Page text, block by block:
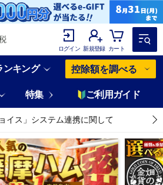
ログイン 新規登録 カート
ンキング 控除額を調べる
特集 ご利用ガイド
イス」システム連携に関して